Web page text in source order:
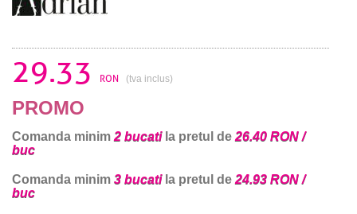
29.33 RON (tva inclus)
PROMO
Comanda minim 2 bucatila pretul de 26.40 RON /
buc
Comanda minim 3 bucatila pretul de 24.93 RON /
buc